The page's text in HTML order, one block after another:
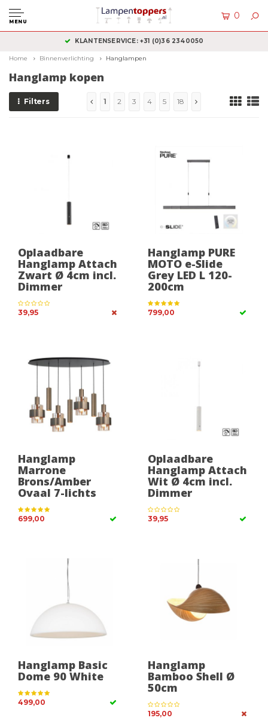
MENU
0
KLANTENSERVICE: +31 (0)36 2340050
Home Binnenverlichting Hanglampen
Hanglamp kopen
Filters 1 2 3 4 5 18
Oplaadbare
Hanglamp Attach
Zwart Ø 4cm incl.
Dimmer
39,95
Hanglamp PURE
MOTO e-Slide
Grey LED L 120-
200cm
799,00
Hanglamp
Marrone
Brons/Amber
Ovaal 7-lichts
699,00
Oplaadbare
Hanglamp Attach
Wit Ø 4cm incl.
Dimmer
39,95
Hanglamp Basic
Dome 90 White
499,00
Hanglamp
Bamboo Shell Ø
50cm
195,00